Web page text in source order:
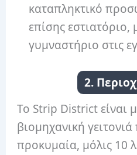
καταπληκτικό
επίσης εστιατόριο,
γυμναστήριο στις
2.
Το Strip District είναι
βιομηχανική
προκυμαία, μόλις 10